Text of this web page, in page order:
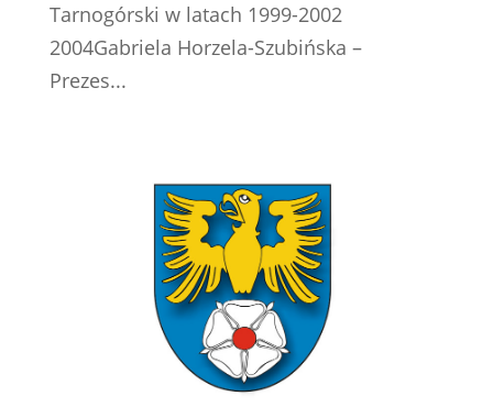
Tarnogórski w latach 1999-2002
2004Gabriela Horzela-Szubińska –
Prezes...